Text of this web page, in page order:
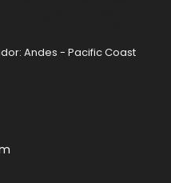
Andes - Pacific Coast